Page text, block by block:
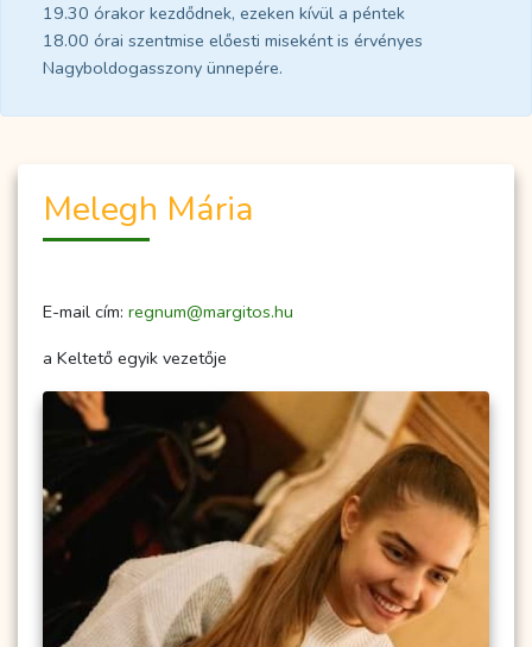
19.30 órakor kezdődnek, ezeken kívül a péntek
18.00 órai szentmise előesti miseként is érvényes
Nagyboldogasszony ünnepére.
Melegh Mária
E-mail cím: regnum@margitos.hu
a Keltető egyik vezetője